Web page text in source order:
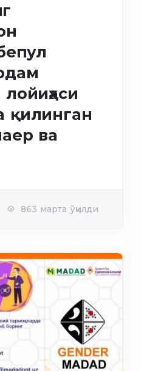
қилинган
ва
863 марта ўқилди